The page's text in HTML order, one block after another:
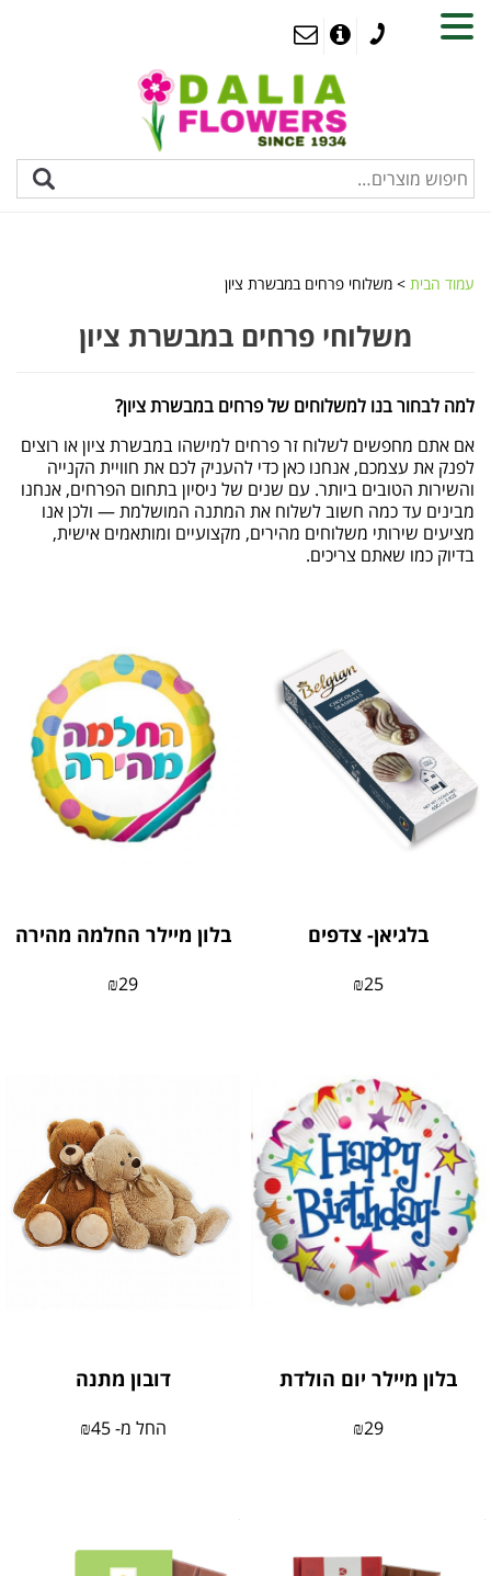
עמוד הבית > משלוחי פרחים במבשרת ציון
משלוחי פרחים במבשרת ציון
למה לבחור בנו למשלוחים של פרחים במבשרת ציון?
אם אתם מחפשים לשלוח זר פרחים למישהו במבשרת ציון או רוצים
לפנק את עצמכם, אנחנו כאן כדי להעניק לכם את חוויית הקנייה
והשירות הטובים ביותר. עם שנים של ניסיון בתחום הפרחים, אנחנו
מבינים עד כמה חשוב לשלוח את המתנה המושלמת — ולכן אנו
מציעים שירותי משלוחים מהירים, מקצועיים ומותאמים אישית,
בדיוק כמו שאתם צריכים.
בלגיאן- צדפים
₪25
בלון מיילר החלמה מהירה
₪29
בלון מיילר יום הולדת
₪29
דובון מתנה
החל מ- ₪45